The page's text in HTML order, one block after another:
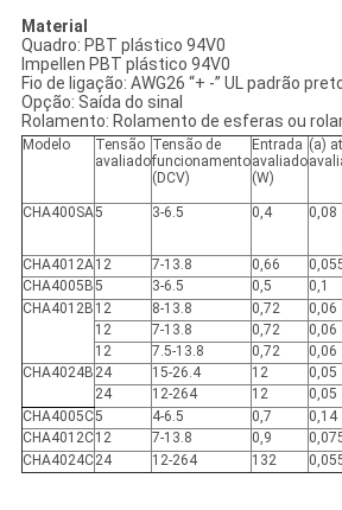
Material
Quadro: PBT plástico 94V0
Impellen PBT plástico 94V0
Fio de ligação: AWG26 “+ -” UL padrão
Opção: Saída do sinal
Rolamento: Rolamento de esferas ou
Modelo
Tensão
avaliado
Tensão de
funcionamento
(DCV)
Entrada
avaliado
(W)
(a)
CHA400SA5 3-6.5 0,4 0,08
CHA4012A12 7-13.8 0,66
CHA4005B5 3-6.5 0,5 0,1
CHA4012B 12 8-13.8 0,72 0,06
12
7-13.8 0,72 0,06
12
7.5-13.8 0,72 0,06
CHA4024B 24 15-26.4 12 0,05
24
12-264 12 0,05
CHA4005C5 4-6.5 0,7 0,14
CHA4012C12 7-13.8 0,9
CHA4024C24 12-264 132